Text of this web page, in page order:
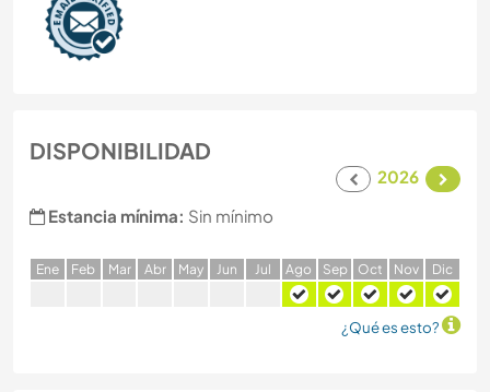
DISPONIBILIDAD
2026
Estancia mínima: Sin mínimo
Ene Feb Mar Abr May Jun Jul Ago Sep Oct Nov Dic
¿Qué es esto?